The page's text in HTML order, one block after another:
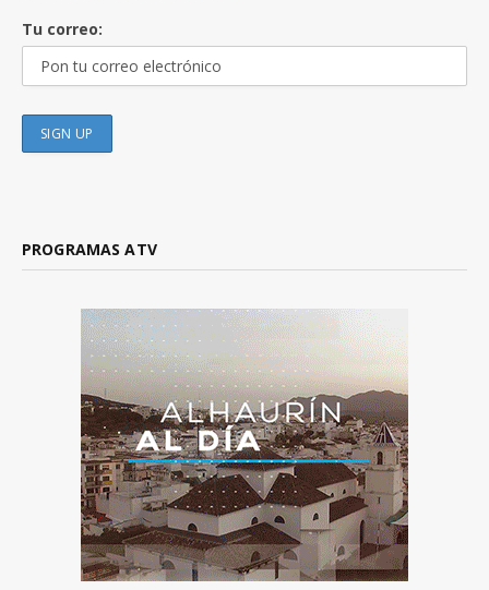
Tu correo:
PROGRAMAS ATV